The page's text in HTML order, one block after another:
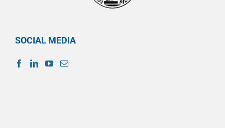
SOCIAL MEDIA